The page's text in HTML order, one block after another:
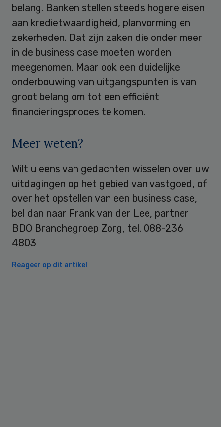
belang. Banken stellen steeds hogere eisen
aan kredietwaardigheid, planvorming en
zekerheden. Dat zijn zaken die onder meer
in de business case moeten worden
meegenomen. Maar ook een duidelijke
onderbouwing van uitgangspunten is van
groot belang om tot een efficiënt
financieringsproces te komen.
Meer weten?
Wilt u eens van gedachten wisselen over uw
uitdagingen op het gebied van vastgoed, of
over het opstellen van een business case,
bel dan naar Frank van der Lee, partner
BDO Branchegroep Zorg, tel. 088-236
4803.
Reageer op dit artikel